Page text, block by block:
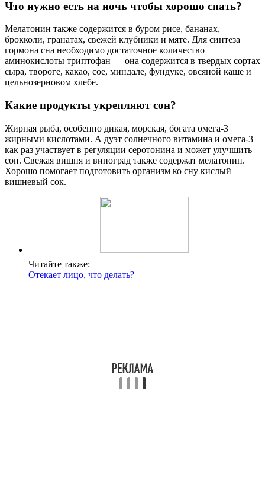
Что нужно есть на ночь чтобы хорошо спать?
Мелатонин также содержится в буром рисе, бананах,
брокколи, гранатах, свежей клубники и мяте. Для синтеза
гормона сна необходимо достаточное количество
аминокислоты триптофан — она содержится в твердых сортах
сыра, твороге, какао, сое, миндале, фундуке, овсяной каше и
цельнозерновом хлебе.
Какие продукты укрепляют сон?
Жирная рыба, особенно дикая, морская, богата омега-3
жирными кислотами. А дуэт солнечного витамина и омега-3
как раз участвует в регуляции серотонина и может улучшить
сон. Свежая вишня и виноград также содержат мелатонин.
Хорошо помогает подготовить организм ко сну кислый
вишневый сок.
Читайте также:
Отекает лицо, что делать?